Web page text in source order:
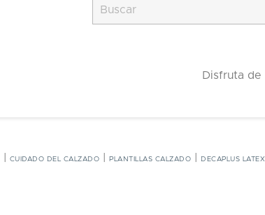
Disfruta de
CUIDADO DEL CALZADO PLANTILLAS CALZADO DECAPLUS